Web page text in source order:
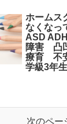
ホーム
なくなっ
ASD
障害 凸
療育 不
学級3年
次のペー